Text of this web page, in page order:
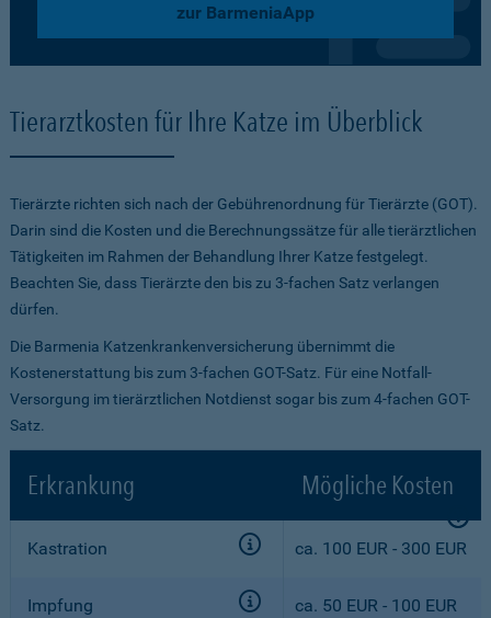
zur BarmeniaApp
Tierarztkosten für Ihre Katze im Überblick
Tierärzte richten sich nach der Gebührenordnung für Tierärzte (GOT).
Darin sind die Kosten und die Berechnungssätze für alle tierärztlichen
Tätigkeiten im Rahmen der Behandlung Ihrer Katze festgelegt.
Beachten Sie, dass Tierärzte den bis zu 3-fachen Satz verlangen
dürfen.
Die Barmenia Katzenkrankenversicherung übernimmt die
Kostenerstattung bis zum 3-fachen GOT-Satz. Für eine Notfall-
Versorgung im tierärztlichen Notdienst sogar bis zum 4-fachen GOT-
Satz.
Erkrankung Mögliche Kosten
Kastration ca. 100 EUR - 300 EUR
Impfung ca. 50 EUR - 100 EUR